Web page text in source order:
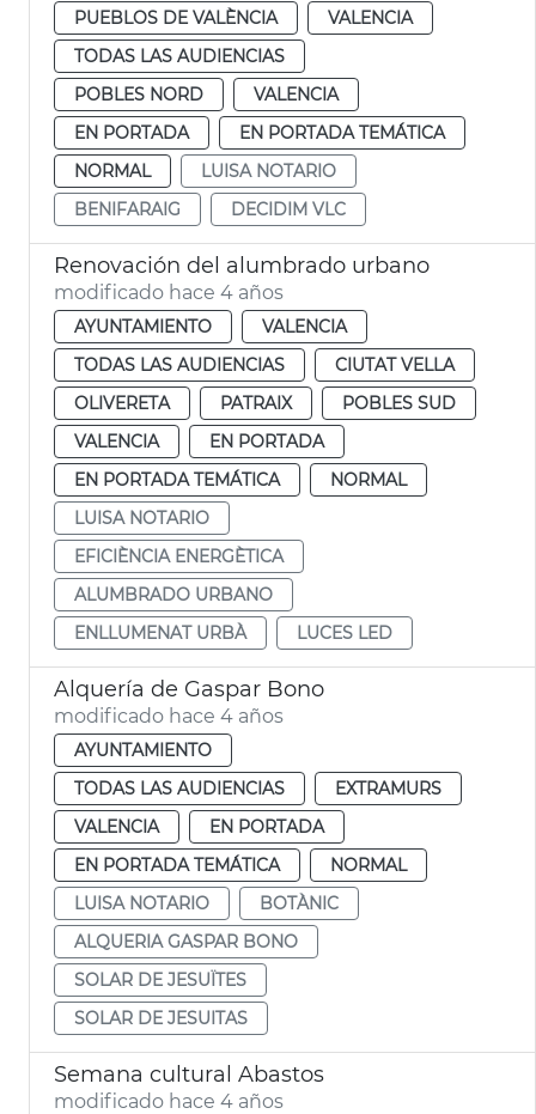
PUEBLOS DE VALÈNCIA
VALENCIA
TODAS LAS AUDIENCIAS
POBLES NORD
VALENCIA
EN PORTADA
EN PORTADA TEMÁTICA
NORMAL
LUISA NOTARIO
BENIFARAIG
DECIDIM VLC
Renovación del alumbrado urbano
modificado hace 4 años
AYUNTAMIENTO
VALENCIA
TODAS LAS AUDIENCIAS
CIUTAT VELLA
OLIVERETA
PATRAIX
POBLES SUD
VALENCIA
EN PORTADA
EN PORTADA TEMÁTICA
NORMAL
LUISA NOTARIO
EFICIÈNCIA ENERGÈTICA
ALUMBRADO URBANO
ENLLUMENAT URBÀ
LUCES LED
Alquería de Gaspar Bono
modificado hace 4 años
AYUNTAMIENTO
TODAS LAS AUDIENCIAS
EXTRAMURS
VALENCIA
EN PORTADA
EN PORTADA TEMÁTICA
NORMAL
LUISA NOTARIO
BOTÀNIC
ALQUERIA GASPAR BONO
SOLAR DE JESUÏTES
SOLAR DE JESUITAS
Semana cultural Abastos
modificado hace 4 años